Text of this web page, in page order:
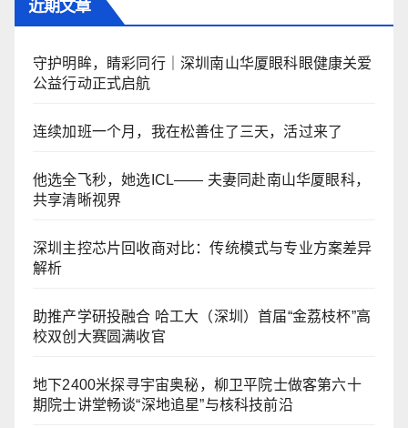
近期文章
守护明眸，睛彩同行｜深圳南山华厦眼科眼健康关爱
公益行动正式启航
连续加班一个月，我在松善住了三天，活过来了
他选全飞秒，她选ICL—— 夫妻同赴南山华厦眼科，
共享清晰视界
深圳主控芯片回收商对比：传统模式与专业方案差异
解析
助推产学研投融合 哈工大（深圳）首届“金荔枝杯”高
校双创大赛圆满收官
地下2400米探寻宇宙奥秘，柳卫平院士做客第六十
期院士讲堂畅谈“深地追星”与核科技前沿